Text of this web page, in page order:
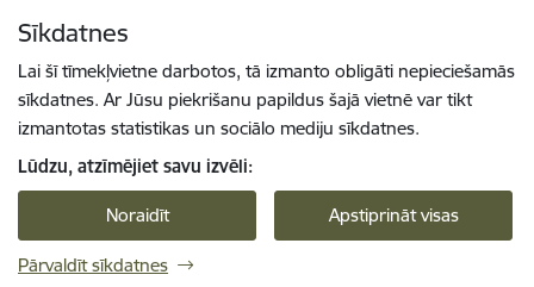
Sīkdatnes
Lai šī tīmekļvietne darbotos, tā izmanto obligāti nepieciešamās
sīkdatnes. Ar Jūsu piekrišanu papildus šajā vietnē var tikt
izmantotas statistikas un sociālo mediju sīkdatnes.
Lūdzu, atzīmējiet savu izvēli:
Noraidīt Apstiprināt visas
Pārvaldīt sīkdatnes